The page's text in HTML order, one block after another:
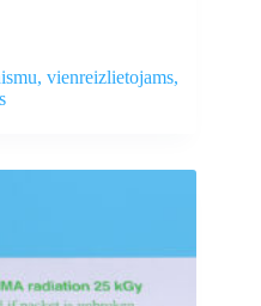
vienreizlietojams,